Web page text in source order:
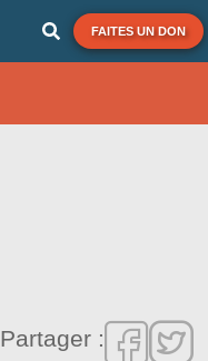
FAITES UN DON
Partager :